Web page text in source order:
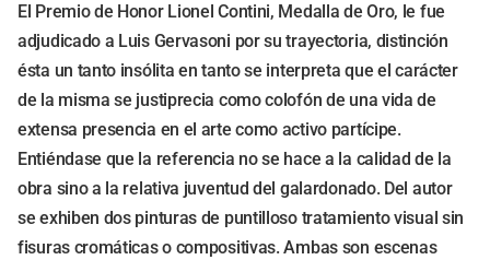
El Premio de Honor Lionel Contini, Medalla de Oro, le fue
adjudicado a Luis Gervasoni por su trayectoria, distinción
ésta un tanto insólita en tanto se interpreta que el carácter
de la misma se justiprecia como colofón de una vida de
extensa presencia en el arte como activo partícipe.
Entiéndase que la referencia no se hace a la calidad de la
obra sino a la relativa juventud del galardonado. Del autor
se exhiben dos pinturas de puntilloso tratamiento visual sin
fisuras cromáticas o compositivas. Ambas son escenas